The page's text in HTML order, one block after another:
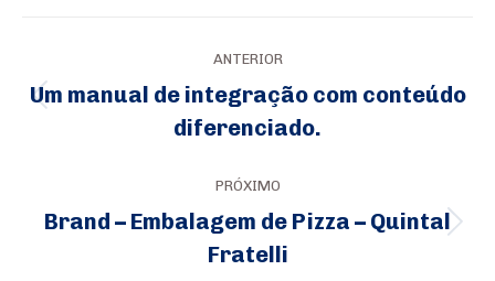
de
ANTERIOR
Post
Um manual de integração com conteúdo
diferenciado.
PRÓXIMO
Brand – Embalagem de Pizza – Quintal
Fratelli